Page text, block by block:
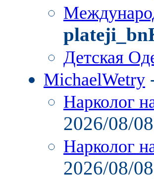
Детская
MichaelWetry
Нарколог
2026/08/
Нарколог
2026/08/